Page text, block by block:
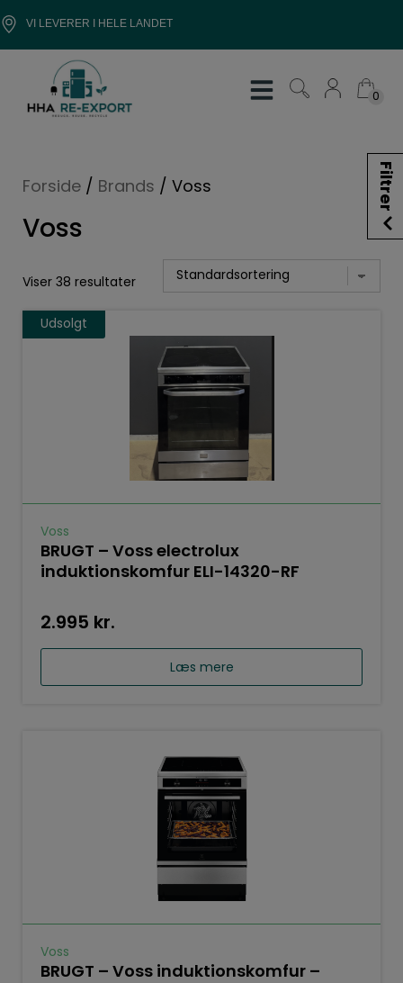
Hop
til
indholdet
VI LEVERER I HELE LANDET
0
0
Forside / Brands / Voss
Voss
Viser 38 resultater
Udsolgt
Voss
BRUGT – Voss electrolux
induktionskomfur ELI-14320-RF
2.995 kr.
Læs mere
Voss
BRUGT – Voss induktionskomfur –
Filtrer